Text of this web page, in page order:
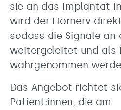
sie an das Implantat
wird der Hörnerv
sodass die Signale an
weitergeleitet und als
wahrgenommen
Das Angebot richtet
Patient:innen, die am